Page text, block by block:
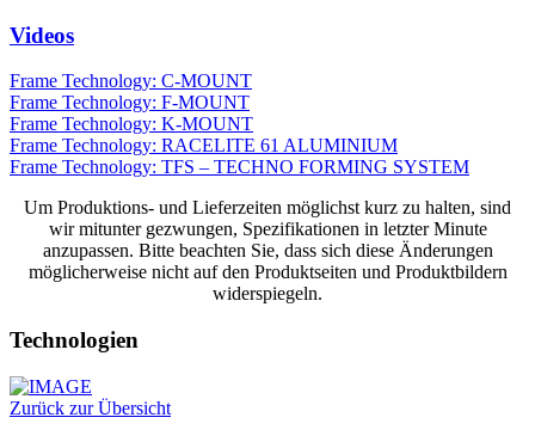
Videos
Frame Technology: C-MOUNT
Frame Technology: F-MOUNT
Frame Technology: K-MOUNT
Frame Technology: RACELITE 61 ALUMINIUM
Frame Technology: TFS – TECHNO FORMING SYSTEM
Um Produktions- und Lieferzeiten möglichst kurz zu halten, sind
wir mitunter gezwungen, Spezifikationen in letzter Minute
anzupassen. Bitte beachten Sie, dass sich diese Änderungen
möglicherweise nicht auf den Produktseiten und Produktbildern
widerspiegeln.
Technologien
Zurück zur Übersicht